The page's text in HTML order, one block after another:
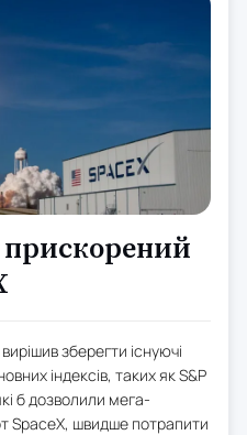
прискорений
зберегти існуючі
індексів, таких як S&P
б дозволили мега-
SpaceX, швидше потрапити